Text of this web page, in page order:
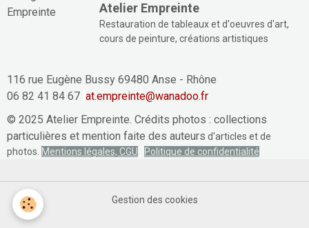
Atelier Empreinte
Restauration de tableaux et d'oeuvres d'art,
cours de peinture, créations artistiques
116 rue Eugène Bussy 69480 Anse - Rhône
06 82 41 84 67 at.empreinte@wanadoo.fr
© 2025 Atelier Empreinte. Crédits photos : collections
particulières et mention faite des auteurs d'articles et de
photos. Mentions légales, CGU Politique de confidentialité
Gestion des cookies